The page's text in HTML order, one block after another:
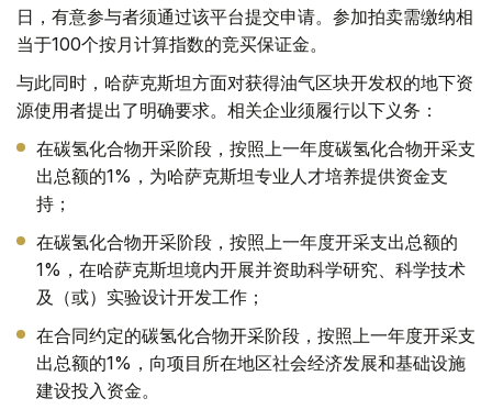
日，有意参与者须通过该平台提交申请。参加拍卖需缴纳相
当于100个按月计算指数的竞买保证金。
与此同时，哈萨克斯坦方面对获得油气区块开发权的地下资
源使用者提出了明确要求。相关企业须履行以下义务：
在碳氢化合物开采阶段，按照上一年度碳氢化合物开采支
出总额的1%，为哈萨克斯坦专业人才培养提供资金支
持；
在碳氢化合物开采阶段，按照上一年度开采支出总额的
1%，在哈萨克斯坦境内开展并资助科学研究、科学技术
及（或）实验设计开发工作；
在合同约定的碳氢化合物开采阶段，按照上一年度开采支
出总额的1%，向项目所在地区社会经济发展和基础设施
建设投入资金。